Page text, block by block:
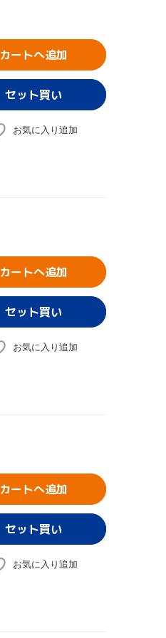
カートへ追加
お気に入り追加
カートへ追加
お気に入り追加
カートへ追加
お気に入り追加